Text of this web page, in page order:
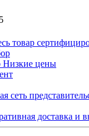
товар
Низкие цены
сеть
доставка и